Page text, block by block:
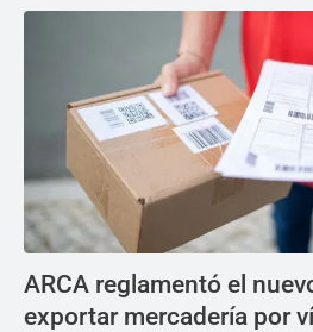
ARCA reglamentó el
exportar mercadería por